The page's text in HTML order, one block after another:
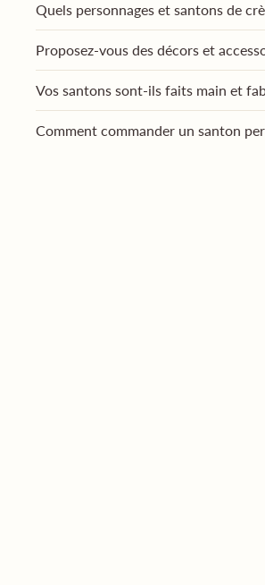
Quels personnages et santons de
Proposez-vous des décors et
Vos santons sont-ils faits main et
Comment commander un santon